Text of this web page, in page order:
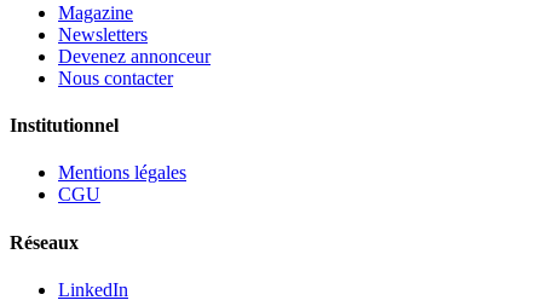
Magazine
Newsletters
Devenez annonceur
Nous contacter
Institutionnel
Mentions légales
CGU
Réseaux
LinkedIn